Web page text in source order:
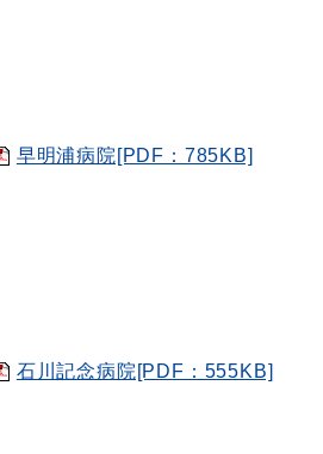
早明浦病院[PDF：785KB]
石川記念病院[PDF：555KB]